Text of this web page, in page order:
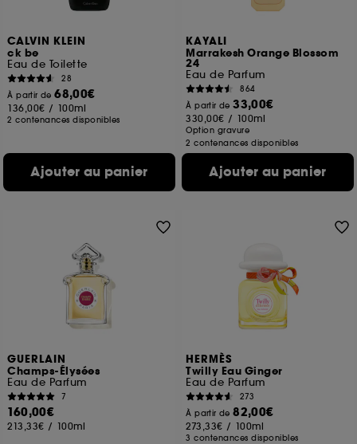
CALVIN KLEIN
ck be
Eau de Toilette
28
À partir de68,00€
136,00€ / 100ml
2 contenances disponibles
Ajouter au panier
KAYALI
Marrakesh Orange Blossom
24
Eau de Parfum
864
À partir de33,00€
330,00€ / 100ml
Option gravure
2 contenances disponibles
Ajouter au panier
GUERLAIN
Champs-Élysées
Eau de Parfum
7
160,00€
213,33€ / 100ml
HERMÈS
Twilly Eau Ginger
Eau de Parfum
273
À partir de82,00€
273,33€ / 100ml
3 contenances disponibles